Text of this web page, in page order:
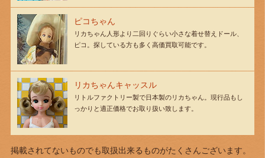
ピコちゃん
リカちゃん人形より二回りぐらい小さな着せ替えドール、
ピコ。探している方も多く高価買取可能です。
リカちゃんキャッスル
リトルファクトリー製で日本製のリカちゃん。現行品もし
っかりと適正価格でお取り扱い致します。
掲載されてないものでも取扱出来るものがたくさんございます。